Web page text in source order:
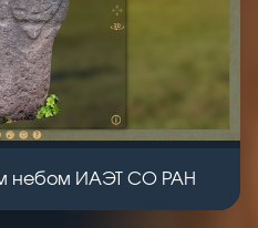
небом ИАЭТ СО РАН